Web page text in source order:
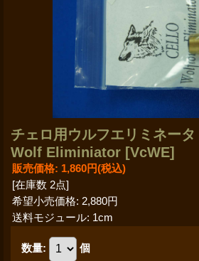
チェロ用ウルフエリミネー
Wolf Eliminiator [VcWE]
販売価格: 1,860円(税込)
[在庫数 2点]
希望小売価格: 2,880円
送料モジュール: 1cm
数量: 個